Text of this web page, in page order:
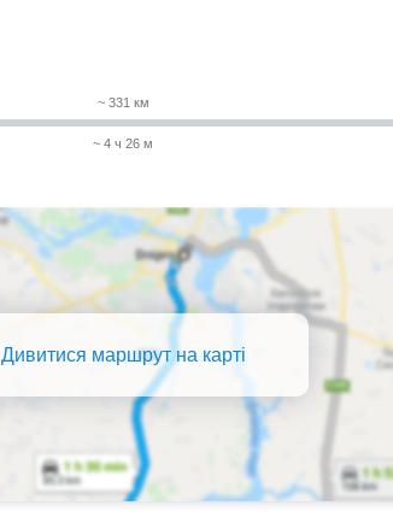
~ 331 км
~ 4 ч 26 м
Дивитися маршрут на карті